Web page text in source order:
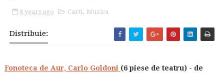
8 years ago Carti, Muzica
Distribuie:
Fonoteca de Aur, Carlo Goldoni (6 piese de teatru) - de